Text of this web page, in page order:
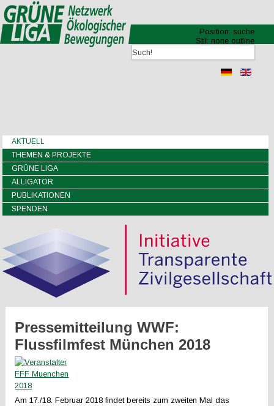
Position: suche
Stil: none outline
AKTUELL
THEMEN & PROJEKTE
GRÜNE LIGA
ALLIGATOR
PUBLIKATIONEN
SPENDEN
Pressemitteilung WWF:
Flussfilmfest München 2018
Am 17./18. Februar 2018 findet bereits zum zweiten Mal das